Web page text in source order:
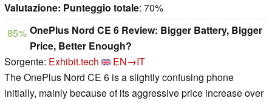
Valutazione: Punteggio totale: 70%
85% OnePlus Nord CE 6 Review: Bigger Battery, Bigger
Price, Better Enough?
Sorgente: Exhibit.tech
EN→IT
The OnePlus Nord CE 6 is a slightly confusing phone
initially, mainly because of its aggressive price increase over